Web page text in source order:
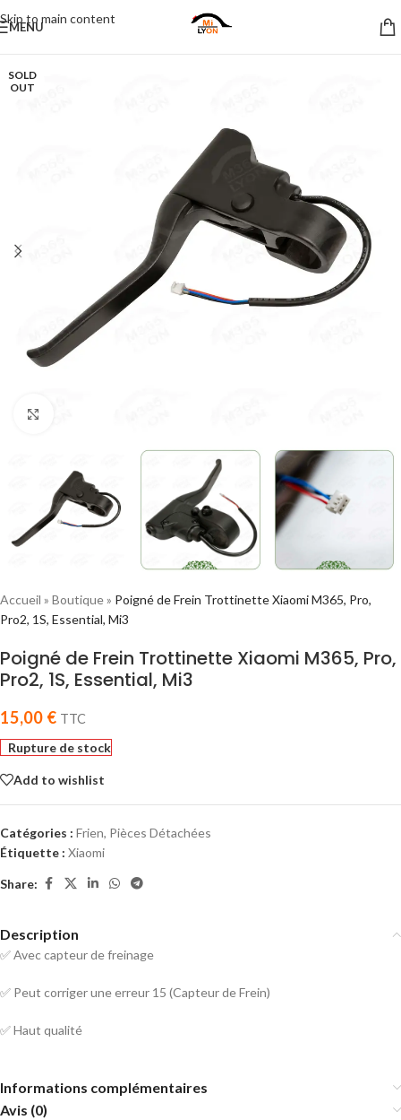
Skip to main content
MENU
SOLD
OUT
Accueil » Boutique» Poigné de Frein Trottinette Xiaomi M365, Pro,
Pro2, 1S, Essential, Mi3
Poigné de Frein Trottinette Xiaomi M365, Pro,
Pro2, 1S, Essential, Mi3
15,00 € TTC
Rupture de stock
Add to wishlist
Catégories : Frien, Pièces Détachées
Étiquette : Xiaomi
Share:
Description
✅ Avec capteur de freinage
✅ Peut corriger une erreur 15 (Capteur de Frein)
✅ Haut qualité
Informations complémentaires
Avis (0)